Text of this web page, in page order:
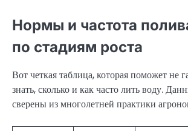
Нормы и частота
по стадиям роста
Вот четкая таблица, которая поможет не
знать, сколько и как часто лить воду.
сверены из многолетней практики